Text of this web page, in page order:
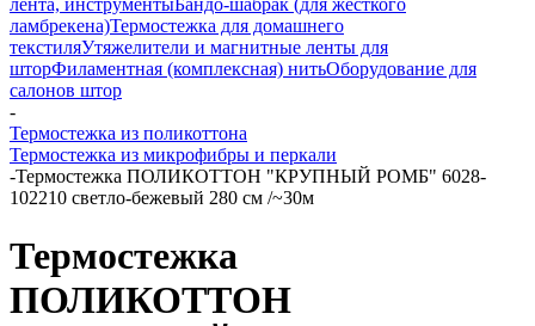
лента, инструментыБандо-шабрак (для жесткого
ламбрекена)Термостежка для домашнего
текстиляУтяжелители и магнитные ленты для
шторФиламентная (комплексная) нитьОборудование для
салонов штор
-
Термостежка из поликоттона
Термостежка из микрофибры и перкали
-Термостежка ПОЛИКОТТОН "КРУПНЫЙ РОМБ" 6028-
102210 светло-бежевый 280 см /~30м
Термостежка
ПОЛИКОТТОН